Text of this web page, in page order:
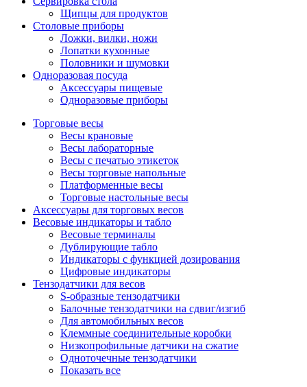
Щипцы для продуктов
Столовые приборы
Ложки, вилки, ножи
Лопатки кухонные
Половники и шумовки
Одноразовая посуда
Аксессуары пищевые
Одноразовые приборы
Торговые весы
Весы крановые
Весы лабораторные
Весы с печатью этикеток
Весы торговые напольные
Платформенные весы
Торговые настольные весы
Аксессуары для торговых весов
Весовые индикаторы и табло
Весовые терминалы
Дублирующие табло
Индикаторы с функцией дозирования
Цифровые индикаторы
Тензодатчики для весов
S-образные тензодатчики
Балочные тензодатчики на сдвиг/изгиб
Для автомобильных весов
Клеммные соединительные коробки
Низкопрофильные датчики на сжатие
Одноточечные тензодатчики
Показать все